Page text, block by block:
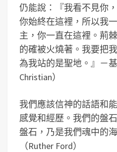
仍能說：『我看不見你
你始終在這裡，所以我
主，你一直在這裡。荊
的確被火燒著。我要把
為我站的是聖地。』－
Christian）
我們應該信神的話語和
感覺和經歷。我們的盤
盤石，乃是我們魂中的
（Ruther Ford）